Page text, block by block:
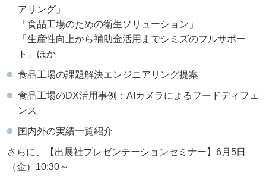
アリング」
「食品工場のための衛生ソリューション」
「生産性向上から補助金活用までシミズのフルサポー
ト」ほか
食品工場の課題解決エンジニアリング提案
食品工場のDX活用事例：AIカメラによるフードディフェ
ンス
国内外の実績一覧紹介
さらに、【出展社プレゼンテーションセミナー】6月5日
（金）10:30～